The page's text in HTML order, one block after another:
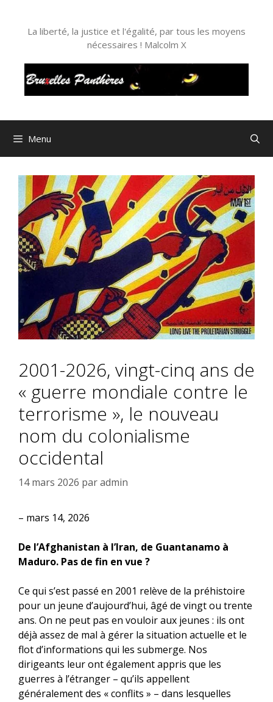
contenuLa liberté, la justice et l'égalité, par tous les moyens
nécessaires ! Malcolm X
Menu
2001-2026, vingt-cinq ans de
« guerre mondiale contre le
terrorisme », le nouveau
nom du colonialisme
occidental
14 mars 2026 paradmin
– mars 14, 2026
De l’Afghanistan à l’Iran, de Guantanamo à
Maduro. Pas de fin en vue ?
Ce qui s’est passé en 2001 relève de la préhistoire
pour un jeune d’aujourd’hui, âgé de vingt ou trente
ans. On ne peut pas en vouloir aux jeunes : ils ont
déjà assez de mal à gérer la situation actuelle et le
flot d’informations qui les submerge. Nos
dirigeants leur ont également appris que les
guerres à l’étranger – qu’ils appellent
généralement des « conflits » – dans lesquelles